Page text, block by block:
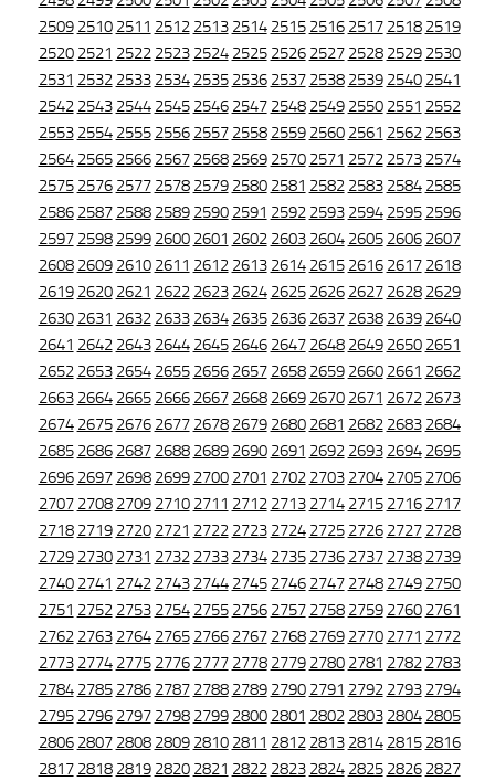
2509 2510 2511 2512 2513 2514 2515 2516 2517 2518 2519
2520 2521 2522 2523 2524 2525 2526 2527 2528 2529 2530
2531 2532 2533 2534 2535 2536 2537 2538 2539 2540 2541
2542 2543 2544 2545 2546 2547 2548 2549 2550 2551 2552
2553 2554 2555 2556 2557 2558 2559 2560 2561 2562 2563
2564 2565 2566 2567 2568 2569 2570 2571 2572 2573 2574
2575 2576 2577 2578 2579 2580 2581 2582 2583 2584 2585
2586 2587 2588 2589 2590 2591 2592 2593 2594 2595 2596
2597 2598 2599 2600 2601 2602 2603 2604 2605 2606 2607
2608 2609 2610 2611 2612 2613 2614 2615 2616 2617 2618
2619 2620 2621 2622 2623 2624 2625 2626 2627 2628 2629
2630 2631 2632 2633 2634 2635 2636 2637 2638 2639 2640
2641 2642 2643 2644 2645 2646 2647 2648 2649 2650 2651
2652 2653 2654 2655 2656 2657 2658 2659 2660 2661 2662
2663 2664 2665 2666 2667 2668 2669 2670 2671 2672 2673
2674 2675 2676 2677 2678 2679 2680 2681 2682 2683 2684
2685 2686 2687 2688 2689 2690 2691 2692 2693 2694 2695
2696 2697 2698 2699 2700 2701 2702 2703 2704 2705 2706
2707 2708 2709 2710 2711 2712 2713 2714 2715 2716 2717
2718 2719 2720 2721 2722 2723 2724 2725 2726 2727 2728
2729 2730 2731 2732 2733 2734 2735 2736 2737 2738 2739
2740 2741 2742 2743 2744 2745 2746 2747 2748 2749 2750
2751 2752 2753 2754 2755 2756 2757 2758 2759 2760 2761
2762 2763 2764 2765 2766 2767 2768 2769 2770 2771 2772
2773 2774 2775 2776 2777 2778 2779 2780 2781 2782 2783
2784 2785 2786 2787 2788 2789 2790 2791 2792 2793 2794
2795 2796 2797 2798 2799 2800 2801 2802 2803 2804 2805
2806 2807 2808 2809 2810 2811 2812 2813 2814 2815 2816
2817 2818 2819 2820 2821 2822 2823 2824 2825 2826 2827